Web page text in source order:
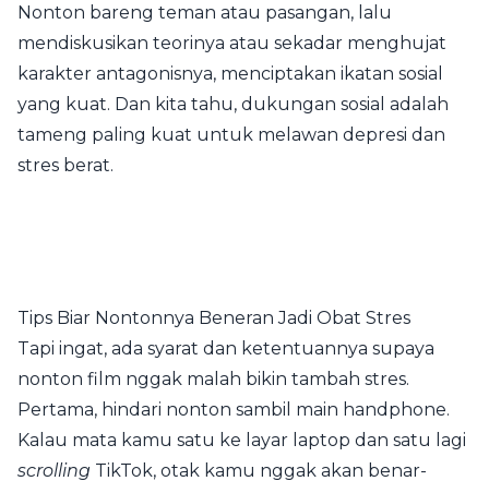
Nonton bareng teman atau pasangan, lalu
mendiskusikan teorinya atau sekadar menghujat
karakter antagonisnya, menciptakan ikatan sosial
yang kuat. Dan kita tahu, dukungan sosial adalah
tameng paling kuat untuk melawan depresi dan
stres berat.
Tips Biar Nontonnya Beneran Jadi Obat Stres
Tapi ingat, ada syarat dan ketentuannya supaya
nonton film nggak malah bikin tambah stres.
Pertama, hindari nonton sambil main handphone.
Kalau mata kamu satu ke layar laptop dan satu lagi
scrolling TikTok, otak kamu nggak akan benar-